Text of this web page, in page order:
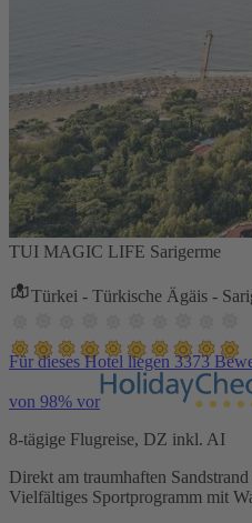
TUI MAGIC LIFE Sarigerme
Türkei - Türkische Ägäis -
Für dieses Hotel liegen 3373
von 98% vor
8-tägige Flugreise, DZ inkl. AI
Direkt am traumhaften
Vielfältiges Sportprogramm mit